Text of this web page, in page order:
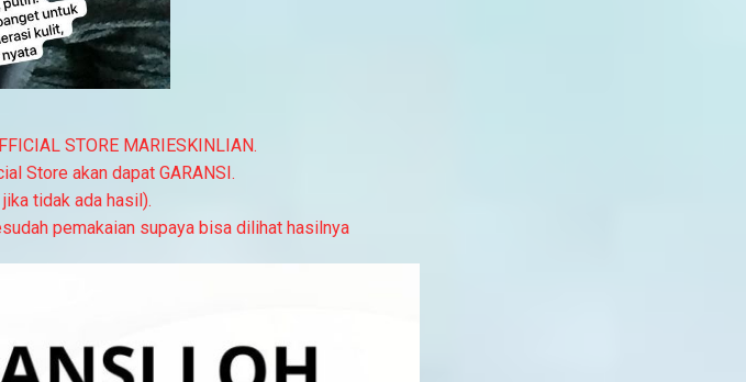
STORE MARIESKINLIAN.
Store akan dapat GARANSI.
tidak ada hasil).
pemakaian supaya bisa dilihat hasilnya